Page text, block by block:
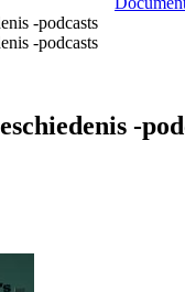
-podcasts
-podcasts
-